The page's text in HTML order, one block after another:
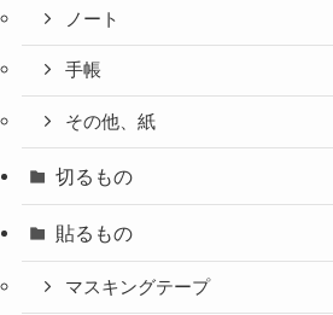
ノート
手帳
その他、紙
切るもの
貼るもの
マスキングテープ